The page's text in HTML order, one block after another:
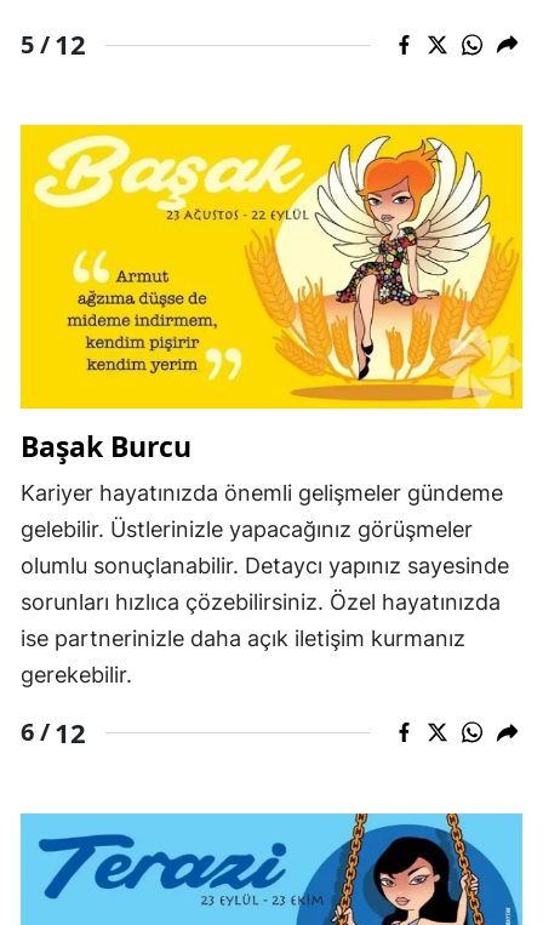
5 /12
Başak Burcu
Kariyer hayatınızda önemli gelişmeler gündeme
gelebilir. Üstlerinizle yapacağınız görüşmeler
olumlu sonuçlanabilir. Detaycı yapınız sayesinde
sorunları hızlıca çözebilirsiniz. Özel hayatınızda
ise partnerinizle daha açık iletişim kurmanız
gerekebilir.
6 /12